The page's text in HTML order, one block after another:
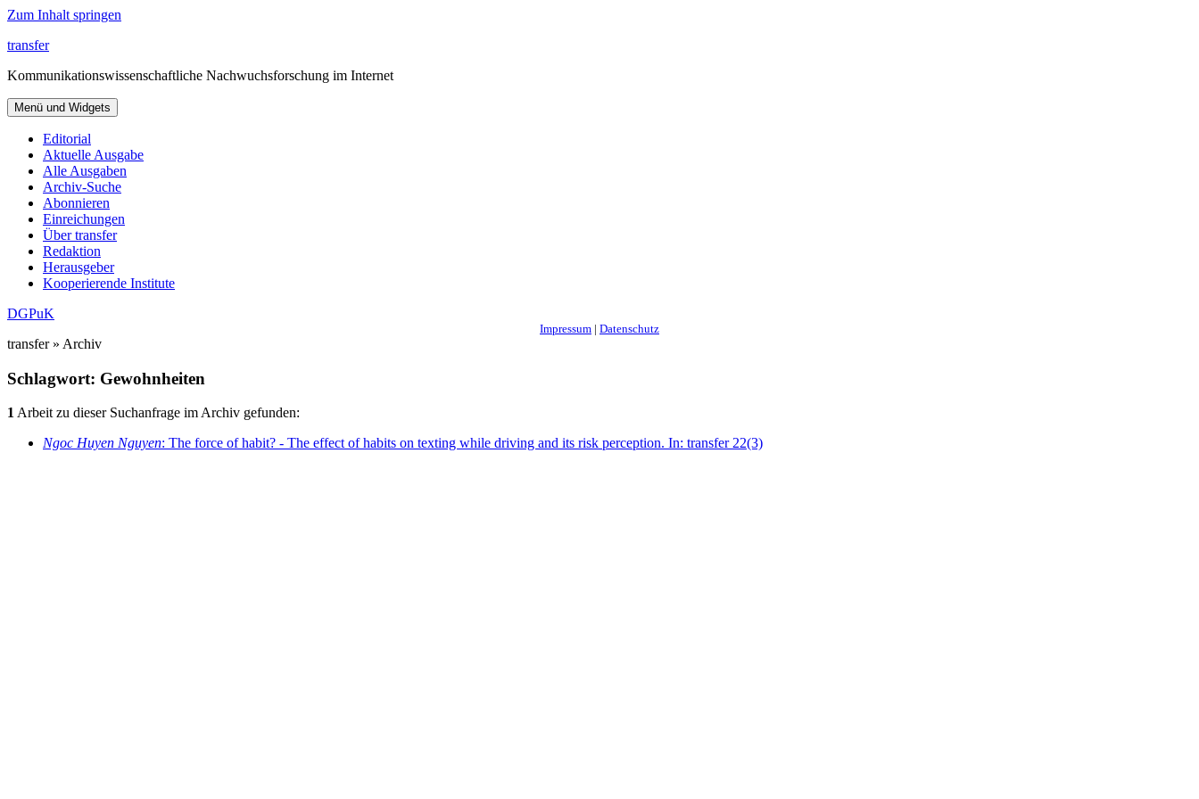
Zum Inhalt springen
transfer
Kommunikationswissenschaftliche Nachwuchsforschung im Internet
Menü und Widgets
Editorial
Aktuelle Ausgabe
Alle Ausgaben
Archiv-Suche
Abonnieren
Einreichungen
Über transfer
Redaktion
Herausgeber
Kooperierende Institute
DGPuK
Impressum | Datenschutz
transfer » Archiv
Schlagwort: Gewohnheiten
1Arbeit zu dieser Suchanfrage im Archiv gefunden:
Ngoc Huyen Nguyen: The force of habit? - The effect of habits on texting while driving and its risk perception. In: transfer 22(3)